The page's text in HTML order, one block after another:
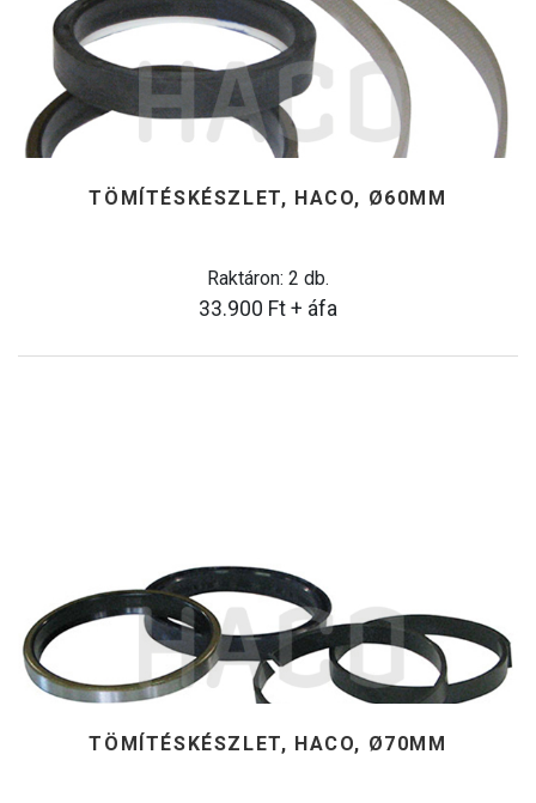
TÖMÍTÉSKÉSZLET, HACO, Ø60MM
Raktáron: 2 db.
33.900 Ft + áfa
TÖMÍTÉSKÉSZLET, HACO, Ø70MM